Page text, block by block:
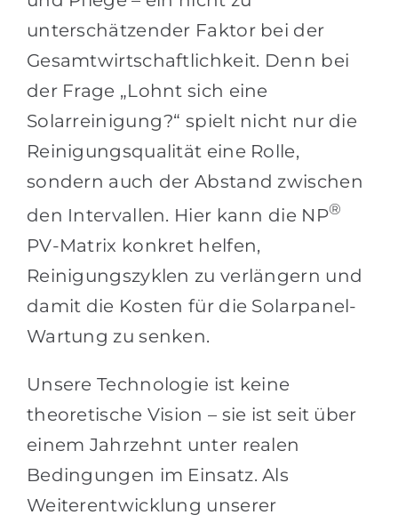
unterschätzender Faktor bei der
Gesamtwirtschaftlichkeit. Denn bei
der Frage „Lohnt sich eine
Solarreinigung?“ spielt nicht nur die
Reinigungsqualität eine Rolle,
sondern auch der Abstand zwischen
den Intervallen. Hier kann die NP®
PV-Matrix konkret helfen,
Reinigungszyklen zu verlängern und
damit die Kosten für die Solarpanel-
Wartung zu senken.
Unsere Technologie ist keine
theoretische Vision – sie ist seit über
einem Jahrzehnt unter realen
Bedingungen im Einsatz. Als
Weiterentwicklung unserer